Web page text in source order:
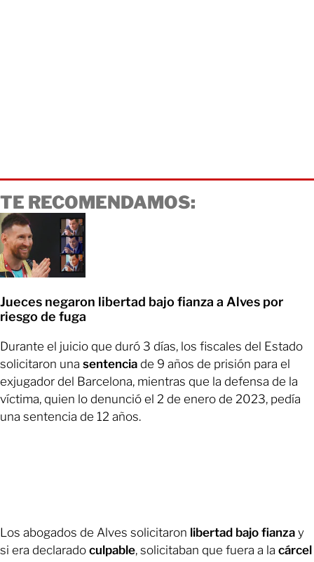
TE RECOMENDAMOS:
Jueces negaron libertad bajo fianza a Alves por
riesgo de fuga
Durante el juicio que duró 3 días, los fiscales del Estado
solicitaron una sentencia de 9 años de prisión para el
exjugador del Barcelona, mientras que la defensa de la
víctima, quien lo denunció el 2 de enero de 2023, pedía
una sentencia de 12 años.
Los abogados de Alves solicitaron libertad bajo fianza y
si era declarado culpable, solicitaban que fuera a la cárcel